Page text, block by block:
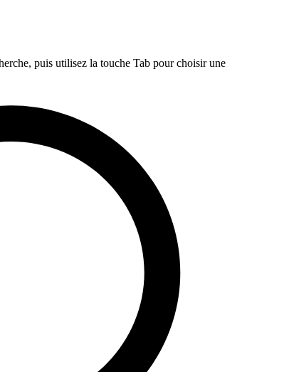
puis utilisez la touche Tab pour choisir une